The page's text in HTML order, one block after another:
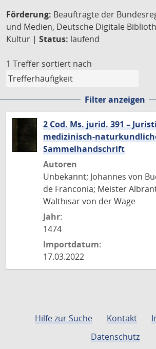
Förderung: Beauftragte der
und Medien, Deutsche Digitale
Kultur | Status: laufend
1 Treffer sortiert nach
Filter anzeigen
2 Cod. Ms. jurid. 391 –
medizinisch-
Sammelhandschrift
Autoren
Unbekannt; Johannes von
de Franconia; Meister
Walthisar von der Wage
Jahr:
1474
Importdatum:
17.03.2022
Hilfe zur Suche Kontakt
Datenschutz